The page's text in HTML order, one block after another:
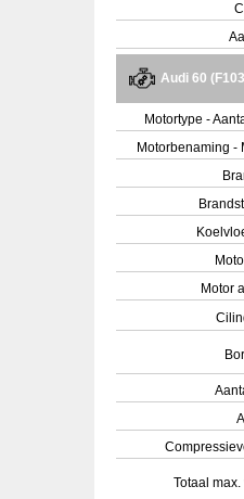
Audi 60
Motortype -
Motorbenaming -
Motor
Totaal